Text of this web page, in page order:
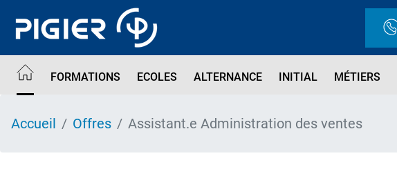
contenu
FORMATIONS ECOLES ALTERNANCE INITIAL MÉTIERS
Accueil Offres Assistant.e Administration des ventes